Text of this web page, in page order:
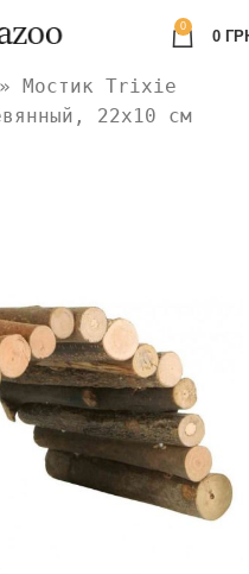
0
0
Мостик Trixie
22х10 см